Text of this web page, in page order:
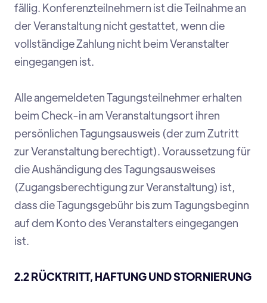
fällig. Konferenzteilnehmern ist die Teilnahme an
der Veranstaltung nicht gestattet, wenn die
vollständige Zahlung nicht beim Veranstalter
eingegangen ist.
Alle angemeldeten Tagungsteilnehmer erhalten
beim Check-in am Veranstaltungsort ihren
persönlichen Tagungsausweis (der zum Zutritt
zur Veranstaltung berechtigt). Voraussetzung für
die Aushändigung des Tagungsausweises
(Zugangsberechtigung zur Veranstaltung) ist,
dass die Tagungsgebühr bis zum Tagungsbeginn
auf dem Konto des Veranstalters eingegangen
ist.
2.2 RÜCKTRITT, HAFTUNG UND STORNIERUNG